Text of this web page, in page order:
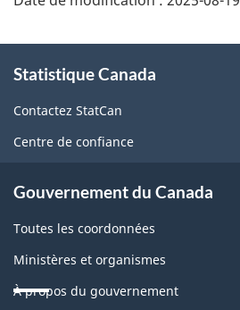
propos
de
ce
Statistique Canada
Contactez StatCan
Centre de confiance
Gouvernement du Canada
Toutes les coordonnées
Ministères et organismes
À propos du gouvernement